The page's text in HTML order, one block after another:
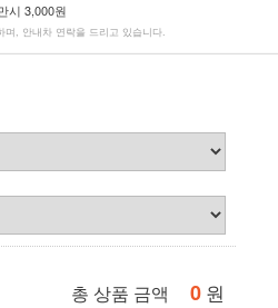
시 3,000원
며, 안내차 연락을 드리고 있습니다.
총 상품 금액 0 원